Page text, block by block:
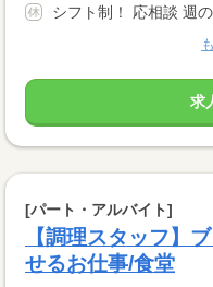
シフト制！ 応相談 週
求
[パート・アルバイト]
【調理スタッフ】
せるお仕事/食堂